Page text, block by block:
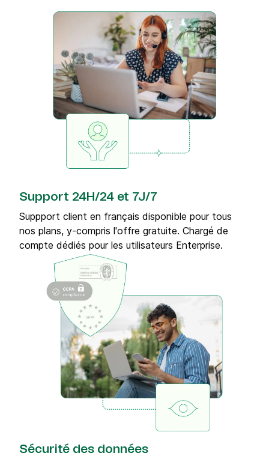
Support 24H/24 et 7J/7
Suppport client en français disponible pour tous
nos plans, y-compris l'offre gratuite. Chargé de
compte dédiés pour les utilisateurs Enterprise.
Sécurité des données